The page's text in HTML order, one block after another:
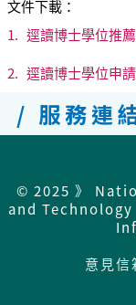
文件下載：
1. 逕讀博士學位推
2. 逕讀博士學位申
/ 服務連
© 2025 》
and
意見信